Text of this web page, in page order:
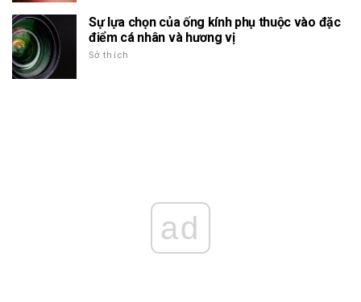
Sự lựa chọn của ống kính phụ thuộc vào đặc
điểm cá nhân và hương vị
Sở thích
ad